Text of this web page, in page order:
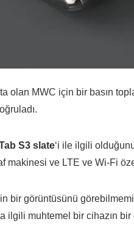
olan MWC için bir basın
S3 slate‘i ile ilgili
makinesi ve LTE ve Wi-Fi
bir görüntüsünü
ilgili muhtemel bir cihazın